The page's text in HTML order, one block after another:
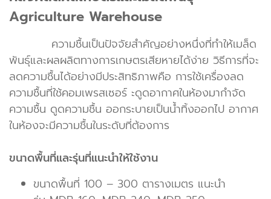
Agriculture Warehouse
ความชื้นเป็นปัจจัยสำคัญอย่างหนึ่งที่ทำให้เมล็ด
พันธุ์และผลผลิตทางการเกษตรเสียหายได้ง่าย วิธีการที่จะ
ลดความชื้นได้อย่างมีประสิทธิภาพคือ การใช้เครื่องลด
ความชื้นที่ใช้คอมเพรสเซอร์ ะดูดอากาศในห้องมากำจัด
ความชื้น ดูดความชื้น ออกระบายเป็นน้ำทิ้งออกไป อากาศ
ในห้องจะมีความชื้นในระดับที่ต้องการ
ขนาดพื้นที่และรุ่นที่แนะนำให้ใช้งาน
ขนาดพื้นที่ 100 – 300 ตารางเมตร แนะนำ